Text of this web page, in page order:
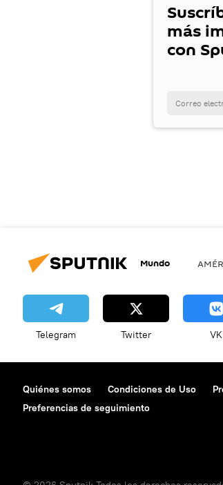
más
con
Mundo
Telegram Twitter VK
Quiénes somos Condiciones de Uso
Preferencias de seguimiento